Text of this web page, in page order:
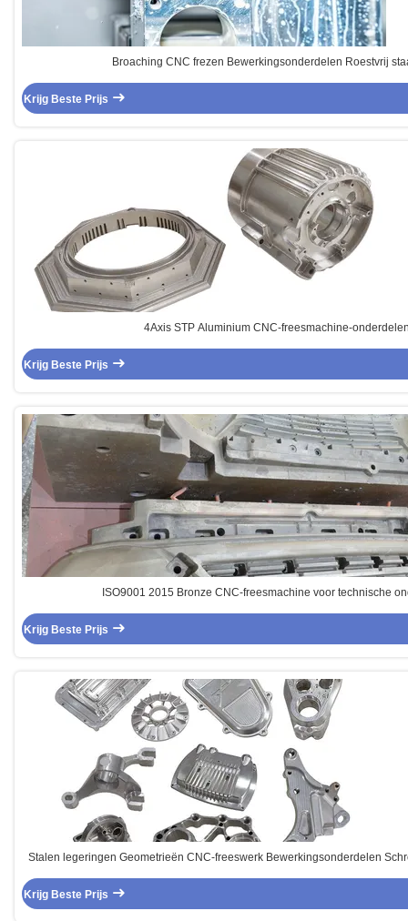
Broaching CNC frezen Bewerkingsonderdelen Roestvrij
Krijg Beste Prijs
4Axis STP Aluminium CNC-freesmachine-
Krijg Beste Prijs
ISO9001 2015 Bronze CNC-freesmachine voor technische
Krijg Beste Prijs
Stalen legeringen Geometrieën CNC-freeswerk Bewerkingsonderdelen
Krijg Beste Prijs